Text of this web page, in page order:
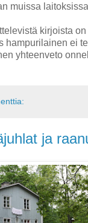
muissa
kirjoista
hampurilainen ei
yhteenveto
ja